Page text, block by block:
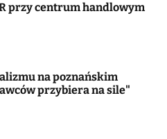
przy centrum handlowym
na poznańskim
przybiera na sile"